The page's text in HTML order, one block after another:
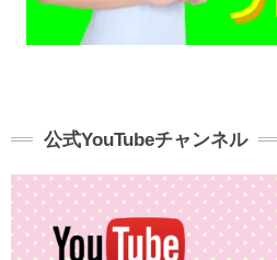
公式YouTubeチャンネル